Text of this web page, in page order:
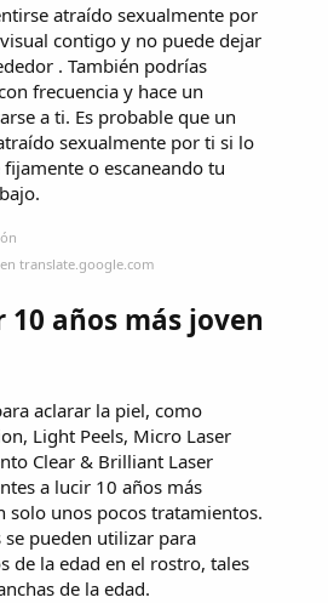
atraído sexualmente por
contigo y no puede dejar
. También podrías
frecuencia y hace un
a ti. Es probable que un
sexualmente por ti si lo
o escaneando tu
translate.google.com
10 años más joven
aclarar la piel, como
Light Peels, Micro Laser
Clear & Brilliant Laser
a lucir 10 años más
solo unos pocos tratamientos.
pueden utilizar para
de la edad en el rostro, tales
de la edad.